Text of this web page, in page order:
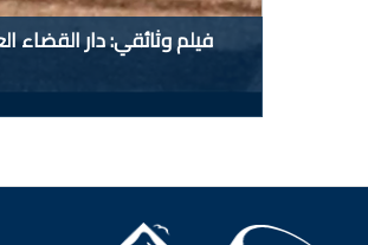
فيلم وثائقي: دار القضاء